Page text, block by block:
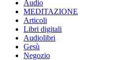
Audio
MEDITAZIONE
Articoli
Libri digitali
Audiolibri
Gesù
Negozio